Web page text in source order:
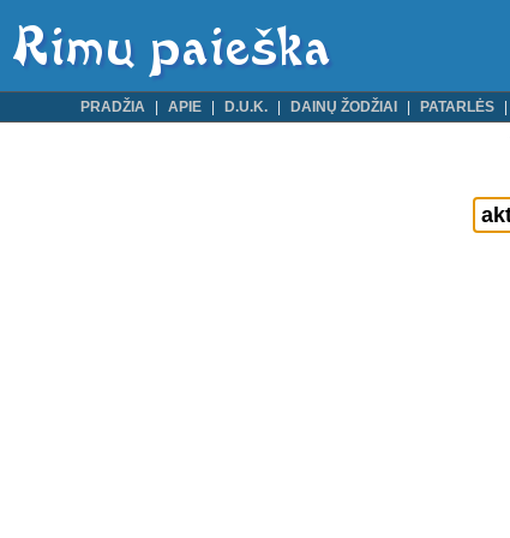
PRADŽIA APIE D.U.K. DAINŲ ŽODŽIAI PATARLĖS